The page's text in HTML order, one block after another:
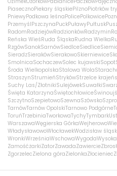
PiasecznoPiekary śląskiePilznoPiotrków
PniewyPodkowa leśnaPolicePolkowice
PrzemyślPszczynaPuckPuławyPułtusk
RadomRadziejówRadzionkówRadzymin
Reńska WieśRuda ŚląskaRudna Wielka
RzgówSanokSarnówSiedlceSiedlice
SieradzSierakówSierakowoSkierniewice
SmolnicaSochaczewSolec kujawskiSopot
Środa WielkopolskaStalowa Wola
StraszynStrumieńStrykówStrzelce
Suchy Las/ZłotnikiSulejówekSuwałki
Święta KatarzynaŚwiętochłowice
SzczytnoSzepietowoSzewnaSzówsko
TarnówTarnów OpolskiTarnowo Podgórne
ToruńTrzebiniaTworkowaTychyTymbark
WarszawaWęgierska GórkaWejherowo
WładysławowoWłocławekWodzisław
WronkiWrześniaWschowaWygodaWysoka
ZamośćżarkiZatorZawadaZawiercie
ZgorzelecZielona góraZielonkaZłocieniec